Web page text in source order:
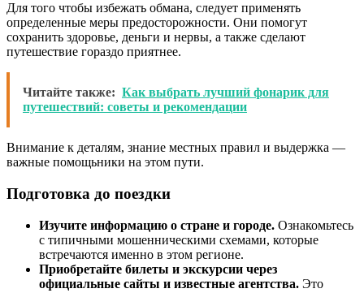
Для того чтобы избежать обмана, следует применять
определенные меры предосторожности. Они помогут
сохранить здоровье, деньги и нервы, а также сделают
путешествие гораздо приятнее.
Читайте также: Как выбрать лучший фонарик для
путешествий: советы и рекомендации
Внимание к деталям, знание местных правил и выдержка —
важные помощьники на этом пути.
Подготовка до поездки
Изучите информацию о стране и городе. Ознакомьтесь
с типичными мошенническими схемами, которые
встречаются именно в этом регионе.
Приобретайте билеты и экскурсии через
официальные сайты и известные агентства. Это